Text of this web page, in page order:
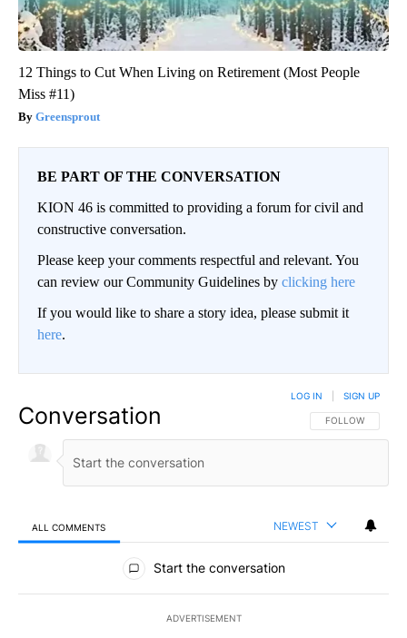
12 Things to Cut When Living on Retirement (Most People
Miss #11)
Greensprout
BE PART OF THE CONVERSATION
KION 46 is committed to providing a forum for civil and
constructive conversation.
Please keep your comments respectful and relevant. You
can review our Community Guidelines by clicking here
If you would like to share a story idea, please submit it
here.
Conversation FOLLOW THIS
FOLLOW
LOG IN SIGN UP
ALL COMMENTS NEWEST
All Comments
Start the conversation
ADVERTISEMENT